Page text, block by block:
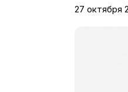
27 октября